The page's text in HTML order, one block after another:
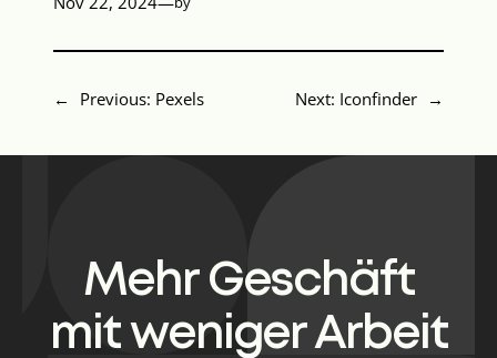
← Previous: Pexels Next: Iconfinder →
Mehr Geschäft
mit weniger Arbeit